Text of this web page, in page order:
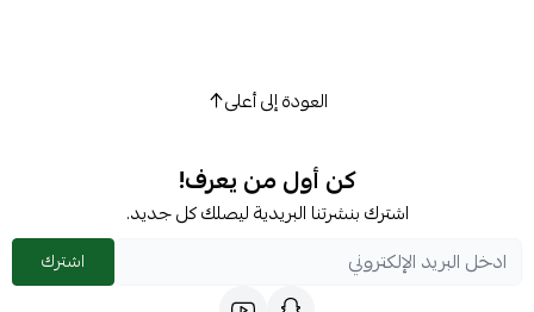
العودة إلى أعلى
كن أول من يعرف!
اشترك بنشرتنا البريدية ليصلك كل جديد.
اشترك